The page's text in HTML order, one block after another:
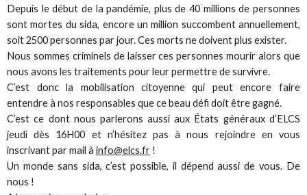
Depuis le début de la pandémie, plus de 40 millions de personnes
sont mortes du sida, encore un million succombent annuellement,
soit 2500 personnes par jour. Ces morts ne doivent plus exister.
Nous sommes criminels de laisser ces personnes mourir alors que
nous avons les traitements pour leur permettre de survivre.
C’est donc la mobilisation citoyenne qui peut encore faire
entendre à nos responsables que ce beau défi doit être gagné.
C’est ce dont nous parlerons aussi aux États généraux d’ELCS
jeudi dès 16H00 et n’hésitez pas à nous rejoindre en vous
inscrivant par mail àinfo@elcs.fr !
Un monde sans sida, c’est possible, il dépend aussi de vous. De
nous !